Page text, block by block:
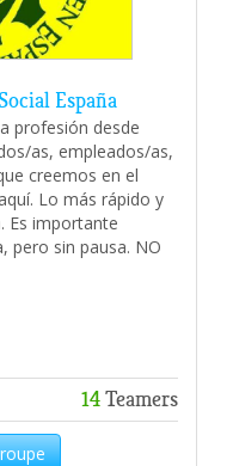
España
profesión desde
as, empleados/as,
creemos en el
Lo más rápido y
Es importante
pero sin pausa. NO
14Teamers